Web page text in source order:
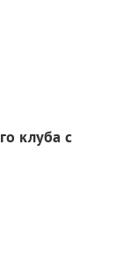
клуба с